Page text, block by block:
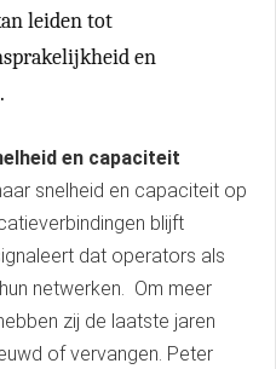
leiden tot
en
en capaciteit
snelheid en capaciteit op
blijft
dat operators als
netwerken. Om meer
zij de laatste jaren
of vervangen. Peter